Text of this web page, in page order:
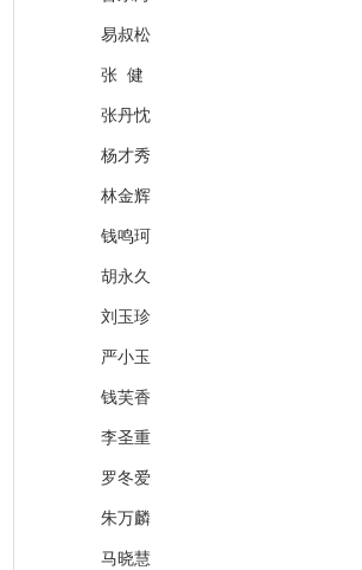
易叔松
张 健
张丹忱
杨才秀
林金辉
钱鸣珂
胡永久
刘玉珍
严小玉
钱芙香
李圣重
罗冬爱
朱万麟
马晓慧